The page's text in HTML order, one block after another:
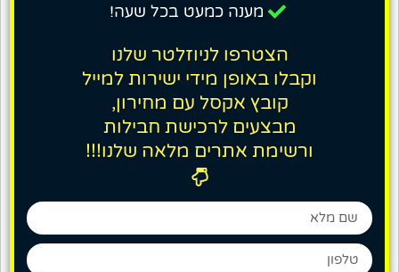
מענה כמעט בכל שעה!
הצטרפו לניוזלטר שלנו
וקבלו באופן מידי ישירות למייל
קובץ אקסל עם מחירון,
מבצעים לרכישת חבילות
ורשימת אתרים מלאה שלנו!!!